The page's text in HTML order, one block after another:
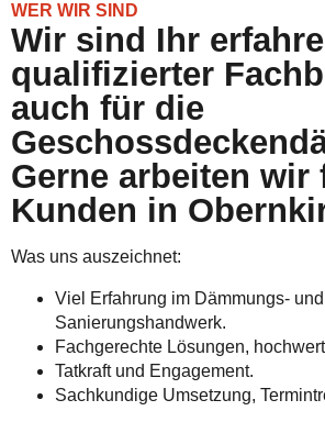
WER WIR SIND
Wir sind Ihr
qualifizierter
auch für die
Gerne arbeiten wir
Kunden in
Was uns auszeichnet:
Viel Erfahrung im Dämmungs- und
Sanierungshandwerk.
Fachgerechte Lösungen,
Tatkraft und Engagement.
Sachkundige Umsetzung,